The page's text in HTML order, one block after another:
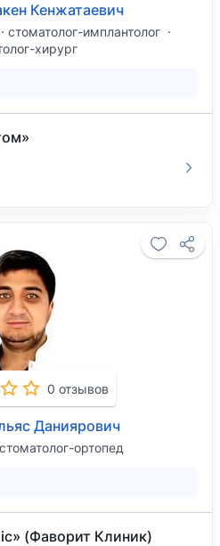
Кенжатаевич
стоматолог-имплантолог
хирург
0 отзывов
Даниярович
стоматолог-ортопед
(Фаворит Клиник)